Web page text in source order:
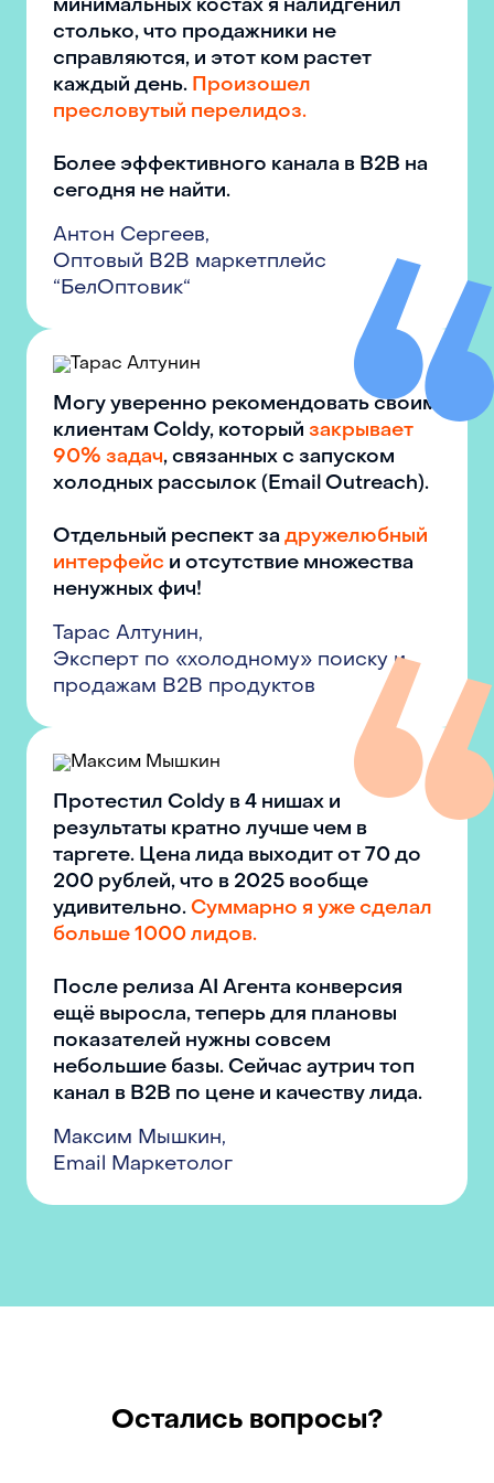
минимальных костах я налидгенил
столько, что продажники не
справляются, и этот ком растет
каждый день.
Произошел
пресловутый перелидоз.
Более эффективного канала в B2B на
сегодня не найти.
Антон Сергеев,
Оптовый B2B маркетплейс
“БелОптовик“
Могу уверенно рекомендовать своим
клиентам Coldy, который закрывает
90% задач, связанных с запуском
холодных рассылок (Email Outreach).
Отдельный респект за дружелюбный
интерфейс и отсутствие множества
ненужных фич!
Тарас Алтунин,
Эксперт по «холодному» поиску и
продажам B2B продуктов
Протестил Coldy в 4 нишах и
результаты кратно лучше чем в
таргете. Цена лида выходит от 70 до
200 рублей, что в 2025 вообще
удивительно. Суммарно я уже сделал
больше 1000 лидов.
После релиза AI Агента конверсия
ещё выросла, теперь для плановы
показателей нужны совсем
небольшие базы. Сейчас аутрич топ
канал в B2B по цене и качеству лида.
Максим Мышкин,
Email Маркетолог
Остались вопросы?